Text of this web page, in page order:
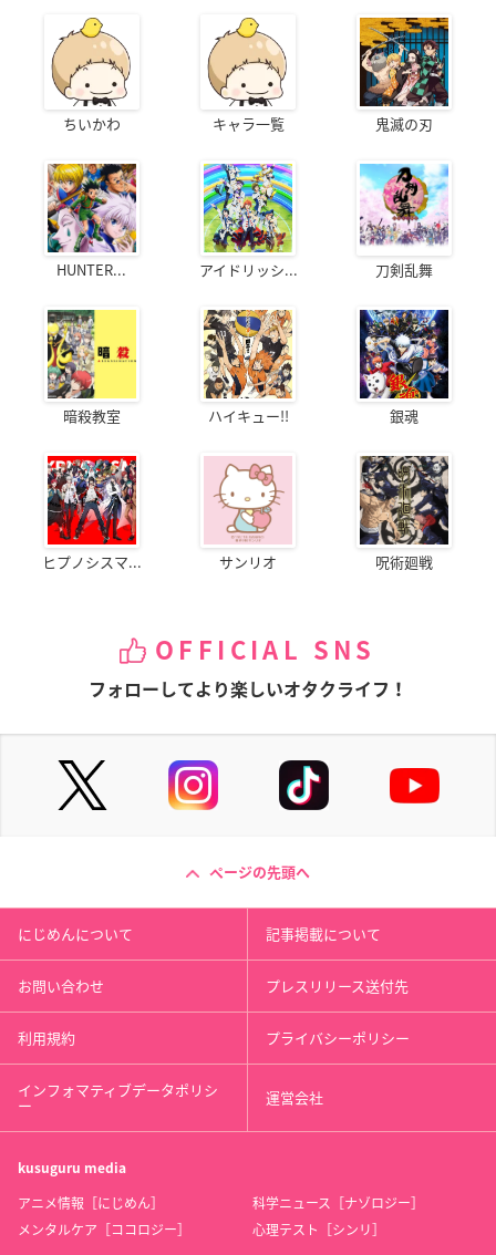
ちいかわ キャラ一覧 鬼滅の刃
HUNTER... アイドリッシ... 刀剣乱舞
暗殺教室 ハイキュー!! 銀魂
ヒプノシスマ... サンリオ 呪術廻戦
OFFICIAL SNS
フォローしてより楽しいオタクライフ！
ページの先頭へ
にじめんについて 記事掲載について
お問い合わせ プレスリリース送付先
利用規約 プライバシーポリシー
インフォマティブデータポリシ
ー 運営会社
kusuguru media
アニメ情報［にじめん］
科学ニュース［ナゾロジー］
メンタルケア［ココロジー］
心理テスト［シンリ］